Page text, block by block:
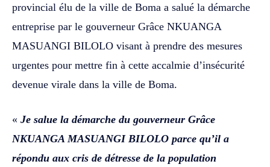
provincial élu de la ville de Boma a salué la démarche
entreprise par le gouverneur Grâce NKUANGA
MASUANGI BILOLO visant à prendre des mesures
urgentes pour mettre fin à cette accalmie d’insécurité
devenue virale dans la ville de Boma.
‎‎« Je salue la démarche du gouverneur Grâce
NKUANGA MASUANGI BILOLO parce qu’il a
répondu aux cris de détresse de la population